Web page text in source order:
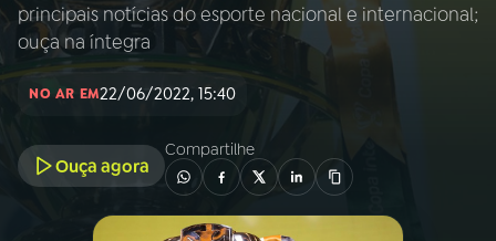
INÍCIO
principais notícias do esporte nacional e internacional;
ouça na íntegra
NO AR EM22/06/2022, 15:40
Ouça agora
Compartilhe